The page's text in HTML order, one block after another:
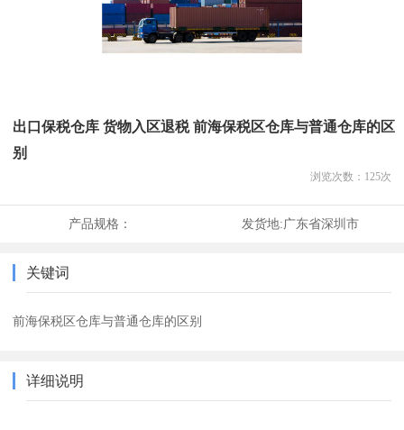
出口保税仓库 货物入区退税 前海保税区仓库与普通仓库的区
别
浏览次数： 125次
产品规格： 发货地:广东省深圳市
关键词
前海保税区仓库与普通仓库的区别
详细说明